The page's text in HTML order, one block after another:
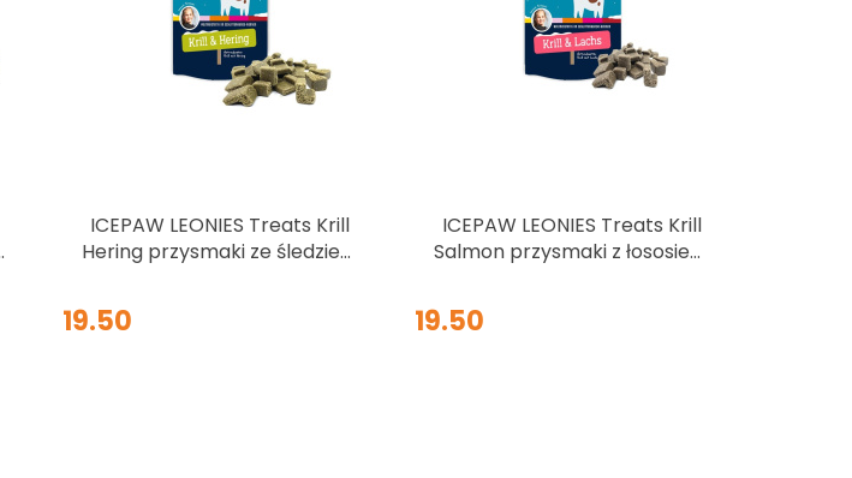
ICEPAW LEONIES Treats Krill
Hering przysmaki ze śledziem
19.50
ICEPAW LEONIES Treats Krill
Salmon przysmaki z łososiem
19.50